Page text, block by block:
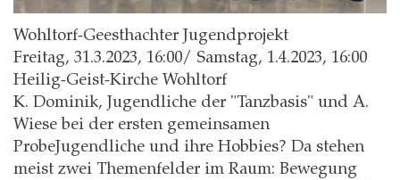
Wohltorf-Geesthachter Jugendprojekt
Freitag, 31.3.2023, 16:00
Samstag, 1.4.2023, 16:00
Heilig-Geist-Kirche Wohltorf
K. Dominik, Jugendliche der "Tanzbasis" und A.
Wiese bei der ersten gemeinsamen
ProbeJugendliche und ihre Hobbies? Da stehen
meist zwei Themenfelder im Raum: Bewegung